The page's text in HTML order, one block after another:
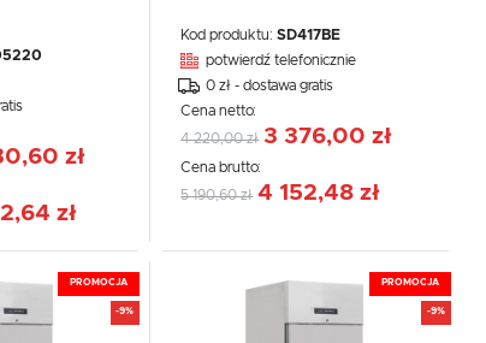
zł
zł
Kod produktu:SD417BE
potwierdź telefonicznie
0 zł - dostawa gratis
Cena netto:
4 220,00 zł 3 376,00 zł
Cena brutto:
5 190,60 zł 4 152,48 zł
PROMOCJA
-9%
PROMOCJA
-9%